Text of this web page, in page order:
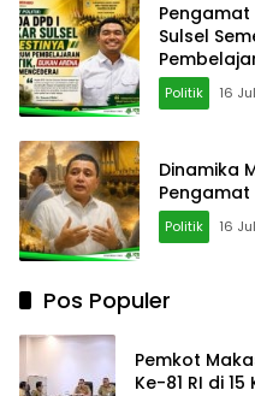
Pengamat
Sulsel
Politik 16
Dinamika
Pengamat
Politik 16
Pos Populer
Pemkot
Ke-81 RI di